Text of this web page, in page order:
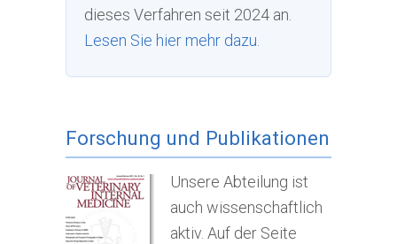
dieses Verfahren seit 2024 an.
Lesen Sie hier mehr dazu
Forschung und Publikationen
Unsere Abteilung ist
auch wissenschaftlich
aktiv. Auf der Seite